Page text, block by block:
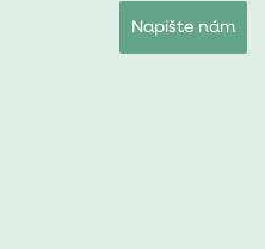
Napište nám